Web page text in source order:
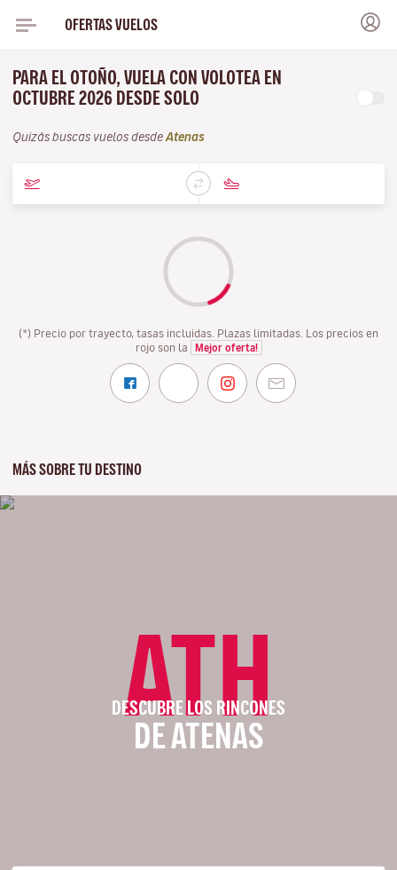
OFERTAS VUELOS
PARA EL OTOÑO, VUELA CON VOLOTEA EN
OCTUBRE 2026 DESDE SOLO
Quizás buscas vuelos desde Atenas
(*) Precio por trayecto, tasas incluidas. Plazas limitadas. Los precios en
rojo son la
Mejor oferta!
MÁS SOBRE TU DESTINO
ATH
DESCUBRE LOS RINCONES
DE ATENAS